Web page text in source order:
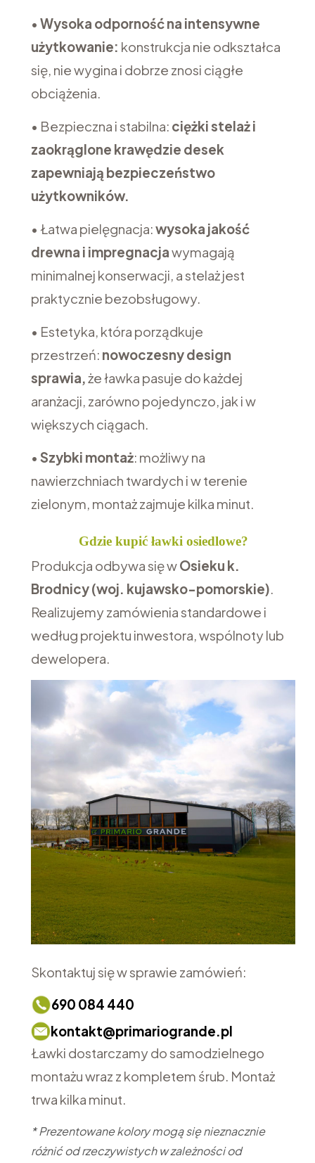
• Wysoka odporność na intensywne
użytkowanie: konstrukcja nie odkształca
się, nie wygina i dobrze znosi ciągłe
obciążenia.
• Bezpieczna i stabilna: ciężki stelaż i
zaokrąglone krawędzie desek
zapewniają bezpieczeństwo
użytkowników.
• Łatwa pielęgnacja:wysoka jakość
drewna i impregnacjawymagają
minimalnej konserwacji, a stelaż jest
praktycznie bezobsługowy.
• Estetyka, która porządkuje
przestrzeń: nowoczesny design
sprawia,że ławka pasuje do każdej
aranżacji, zarówno pojedynczo, jak i w
większych ciągach.
• Szybki montaż: możliwy na
nawierzchniach twardych i w terenie
zielonym, montaż zajmuje kilka minut.
Gdzie kupić ławki osiedlowe?
Produkcja odbywa się wOsieku k.
Brodnicy (woj. kujawsko-pomorskie).
Realizujemy zamówienia standardowe i
według projektu inwestora, wspólnoty lub
dewelopera.
Skontaktuj się w sprawie zamówień:
690 084 440
kontakt@primariogrande.pl
Ławki dostarczamy do samodzielnego
montażu wraz z kompletem śrub. Montaż
trwa kilka minut.
* Prezentowane kolory mogą się nieznacznie
różnić od rzeczywistych w zależności od